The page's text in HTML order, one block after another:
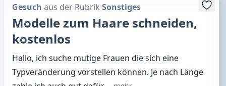
Gesuch aus der Rubrik Sonstiges
Modelle zum Haare schneiden,
kostenlos
Hallo, ich suche mutige Frauen die sich eine
Typveränderung vorstellen können. Je nach Länge